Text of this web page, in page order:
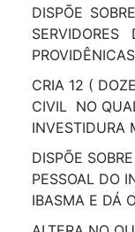
DISPÕE
PROVIDÊNICAS
CRIA 12 (
CIVIL NO
INVESTIDURA
DISPÕE
PESSOAL DO
IBASMA E DÁ